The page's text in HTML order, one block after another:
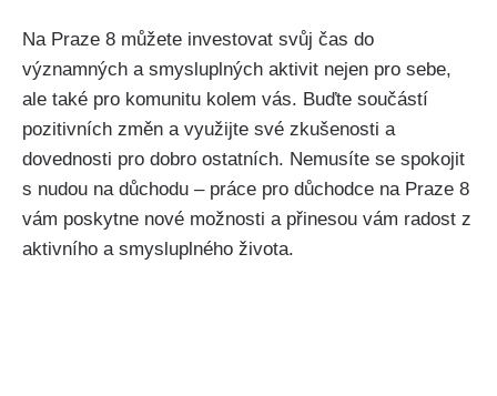
Na Praze 8 můžete investovat svůj čas do
významných a smysluplných aktivit nejen pro sebe,
ale také pro komunitu kolem vás. Buďte součástí
pozitivních změn a využijte své zkušenosti a
dovednosti pro dobro ostatních. Nemusíte se spokojit
s nudou na důchodu – práce pro důchodce na Praze 8
vám poskytne nové možnosti a přinesou vám radost z
aktivního a smysluplného života.